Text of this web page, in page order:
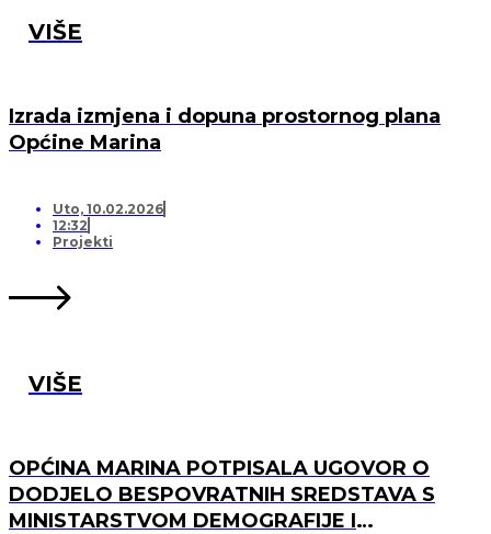
VIŠE
Izrada izmjena i dopuna prostornog plana
Općine Marina
Uto, 10.02.2026
12:32
Projekti
VIŠE
OPĆINA MARINA POTPISALA UGOVOR O
DODJELO BESPOVRATNIH SREDSTAVA S
MINISTARSTVOM DEMOGRAFIJE I